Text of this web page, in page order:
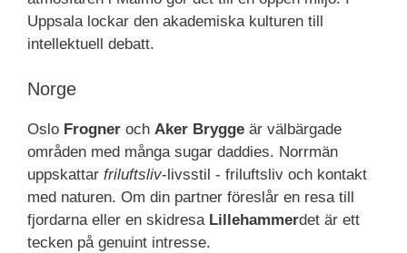
Uppsala lockar den akademiska kulturen till
intellektuell debatt.
Norge
Oslo Frogner och Aker Brygge är välbärgade
områden med många sugar daddies. Norrmän
uppskattar friluftsliv-livsstil - friluftsliv och kontakt
med naturen. Om din partner föreslår en resa till
fjordarna eller en skidresa Lillehammerdet är ett
tecken på genuint intresse.